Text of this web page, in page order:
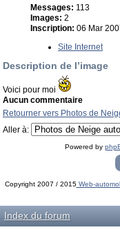
Messages: 113
Images: 2
Inscription: 06 Mar
Site Internet
Description de l’image
Voici pour moi
Aucun commentaire
Retourner vers Photos de
Aller à:
Powered by
« phpBB Gallery » -
Copyright 2007 / 2015Web-
Index du forum